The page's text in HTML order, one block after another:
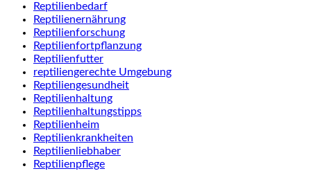
Reptilienbedarf
Reptilienernährung
Reptilienforschung
Reptilienfortpflanzung
Reptilienfutter
reptiliengerechte Umgebung
Reptiliengesundheit
Reptilienhaltung
Reptilienhaltungstipps
Reptilienheim
Reptilienkrankheiten
Reptilienliebhaber
Reptilienpflege